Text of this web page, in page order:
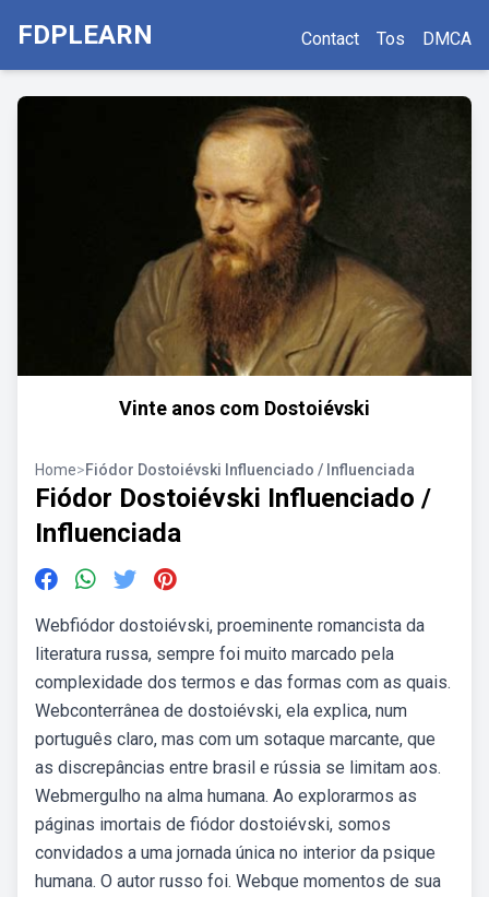
FDPLEARN Contact Tos DMCA
Vinte anos com Dostoiévski
Home>Fiódor Dostoiévski Influenciado / Influenciada
Fiódor Dostoiévski Influenciado /
Influenciada
Webfiódor dostoiévski, proeminente romancista da
literatura russa, sempre foi muito marcado pela
complexidade dos termos e das formas com as quais.
Webconterrânea de dostoiévski, ela explica, num
português claro, mas com um sotaque marcante, que
as discrepâncias entre brasil e rússia se limitam aos.
Webmergulho na alma humana. Ao explorarmos as
páginas imortais de fiódor dostoiévski, somos
convidados a uma jornada única no interior da psique
humana. O autor russo foi. Webque momentos de sua